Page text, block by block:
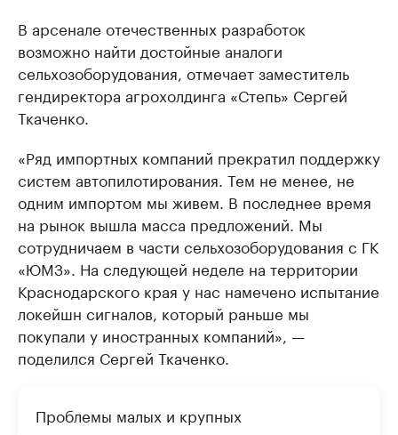
В арсенале отечественных разработок
возможно найти достойные аналоги
сельхозоборудования, отмечает заместитель
гендиректора агрохолдинга «Степь» Сергей
Ткаченко.
«Ряд импортных компаний прекратил поддержку
систем автопилотирования. Тем не менее, не
одним импортом мы живем. В последнее время
на рынок вышла масса предложений. Мы
сотрудничаем в части сельхозоборудования с ГК
«ЮМЗ». На следующей неделе на территории
Краснодарского края у нас намечено испытание
локейшн сигналов, который раньше мы
покупали у иностранных компаний», —
поделился Сергей Ткаченко.
Проблемы малых и крупных